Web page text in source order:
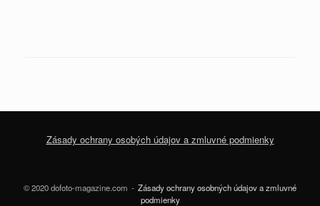
Zásady ochrany osobých údajov a zmluvné podmienky
© 2020 dofoto-magazine.com
Zásady ochrany osobných údajov a zmluvné
podmienky